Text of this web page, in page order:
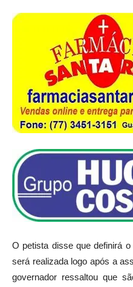
O petista disse que definirá
será realizada logo após a
governador ressaltou que